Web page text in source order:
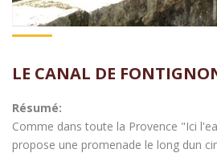
LE CANAL DE
Résumé:
Comme dans toute la Provence "Ici
propose une promenade le long dun